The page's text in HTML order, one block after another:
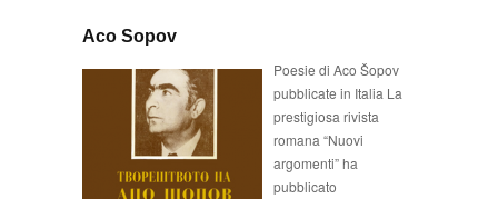
Aco Sopov
Poesie di Aco Šopov
pubblicate in Italia La
prestigiosa rivista
romana “Nuovi
argomenti” ha
pubblicato